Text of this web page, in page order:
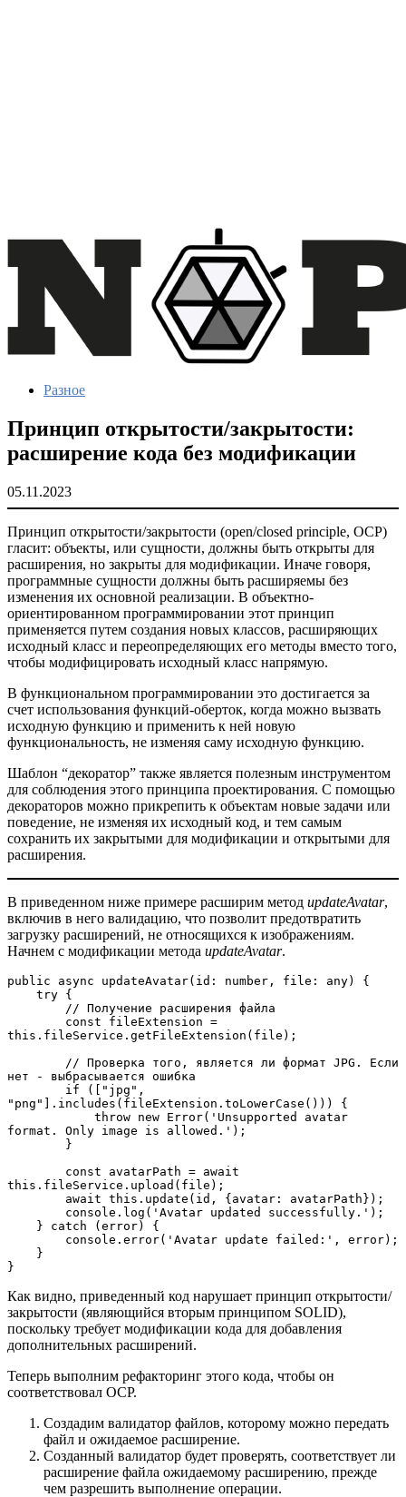
Разное
Принцип открытости/закрытости:
расширение кода без модификации
05.11.2023
Принцип открытости/закрытости (open/closed principle, OCP)
гласит: объекты, или сущности, должны быть открыты для
расширения, но закрыты для модификации. Иначе говоря,
программные сущности должны быть расширяемы без
изменения их основной реализации. В объектно-
ориентированном программировании этот принцип
применяется путем создания новых классов, расширяющих
исходный класс и переопределяющих его методы вместо того,
чтобы модифицировать исходный класс напрямую.
В функциональном программировании это достигается за
счет использования функций-оберток, когда можно вызвать
исходную функцию и применить к ней новую
функциональность, не изменяя саму исходную функцию.
Шаблон “декоратор” также является полезным инструментом
для соблюдения этого принципа проектирования. С помощью
декораторов можно прикрепить к объектам новые задачи или
поведение, не изменяя их исходный код, и тем самым
сохранить их закрытыми для модификации и открытыми для
расширения.
В приведенном ниже примере расширим метод updateAvatar,
включив в него валидацию, что позволит предотвратить
загрузку расширений, не относящихся к изображениям.
Начнем с модификации метода updateAvatar.
public async updateAvatar(id: number, file: any) {
    try {
        // Получение расширения файла
this.fileService.getFileExtension(file);
нет - выбрасывается ошибка
"png"].includes(fileExtension.toLowerCase())) {
format. Only image is allowed.');
        }
this.fileService.upload(file);
        await this.update(id, {avatar: avatarPath});
        console.log('Avatar updated successfully.');
    } catch (error) {
        console.error('Avatar update failed:', error);
    }
}
Как видно, приведенный код нарушает принцип открытости/
закрытости (являющийся вторым принципом SOLID),
поскольку требует модификации кода для добавления
дополнительных расширений.
Теперь выполним рефакторинг этого кода, чтобы он
соответствовал OCP.
Создадим валидатор файлов, которому можно передать
файл и ожидаемое расширение.
Созданный валидатор будет проверять, соответствует ли
расширение файла ожидаемому расширению, прежде
чем разрешить выполнение операции.